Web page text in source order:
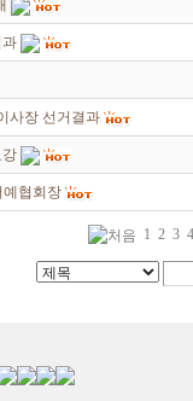
과
사장 선거결과
강
예협회장
1 2 3 4